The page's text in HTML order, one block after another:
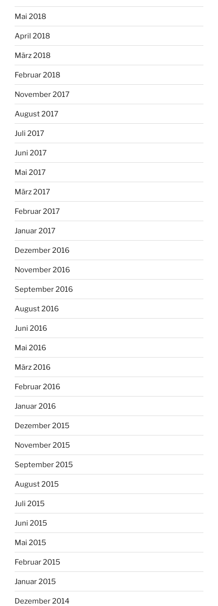
Mai 2018
April 2018
März 2018
Februar 2018
November 2017
August 2017
Juli 2017
Juni 2017
Mai 2017
März 2017
Februar 2017
Januar 2017
Dezember 2016
November 2016
September 2016
August 2016
Juni 2016
Mai 2016
März 2016
Februar 2016
Januar 2016
Dezember 2015
November 2015
September 2015
August 2015
Juli 2015
Juni 2015
Mai 2015
Februar 2015
Januar 2015
Dezember 2014